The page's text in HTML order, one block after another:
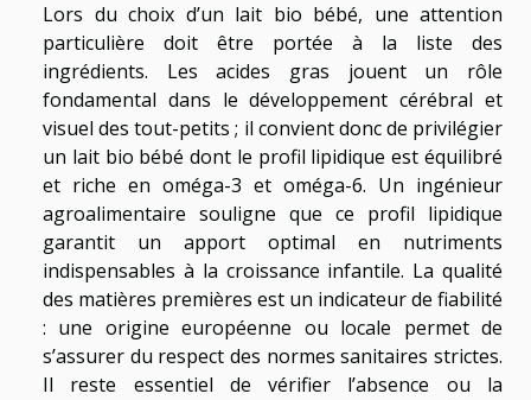
Lors du choix d’un lait bio bébé, une attention
particulière doit être portée à la liste des
ingrédients. Les acides gras jouent un rôle
fondamental dans le développement cérébral et
visuel des tout-petits ; il convient donc de privilégier
un lait bio bébé dont le profil lipidique est équilibré
et riche en oméga-3 et oméga-6. Un ingénieur
agroalimentaire souligne que ce profil lipidique
garantit un apport optimal en nutriments
indispensables à la croissance infantile. La qualité
des matières premières est un indicateur de fiabilité
: une origine européenne ou locale permet de
s’assurer du respect des normes sanitaires strictes.
Il reste essentiel de vérifier l’absence ou la